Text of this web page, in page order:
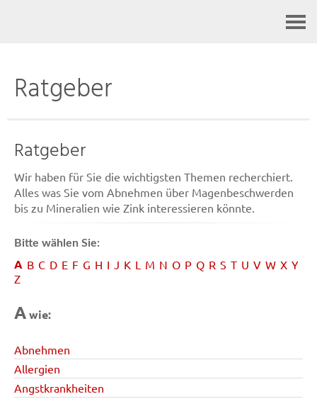
Ratgeber
Ratgeber
Wir haben für Sie die wichtigsten Themen recherchiert.
Alles was Sie vom Abnehmen über Magenbeschwerden
bis zu Mineralien wie Zink interessieren könnte.
Bitte wählen Sie:
A B C D E F G H I J K L M N O P Q R S T U V W X Y
Z
Awie:
Abnehmen
Allergien
Angstkrankheiten